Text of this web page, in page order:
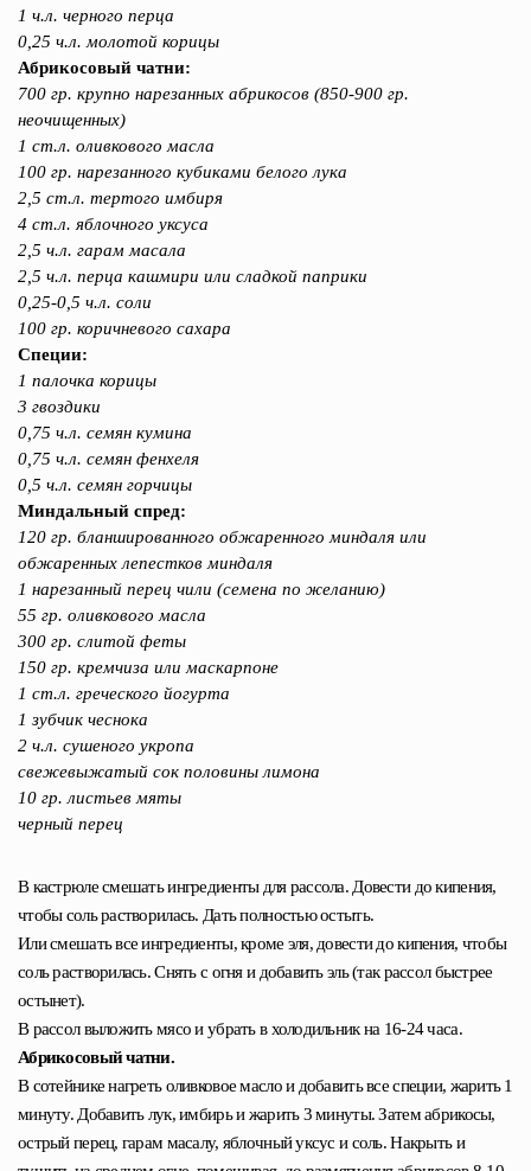
1 ч.л. черного перца
0,25 ч.л. молотой корицы
Абрикосовый чатни:
700 гр. крупно нарезанных абрикосов (850-900 гр.
неочищенных)
1 ст.л. оливкового масла
100 гр. нарезанного кубиками белого лука
2,5 ст.л. тертого имбиря
4 ст.л. яблочного уксуса
2,5 ч.л. гарам масала
2,5 ч.л. перца кашмири или сладкой паприки
0,25-0,5 ч.л. соли
100 гр. коричневого сахара
Специи:
1 палочка корицы
3 гвоздики
0,75 ч.л. семян кумина
0,75 ч.л. семян фенхеля
0,5 ч.л. семян горчицы
Миндальный спред:
120 гр. бланшированного обжаренного миндаля или
обжаренных лепестков миндаля
1 нарезанный перец чили (семена по желанию)
55 гр. оливкового масла
300 гр. слитой феты
150 гр. кремчиза или маскарпоне
1 ст.л. греческого йогурта
1 зубчик чеснока
2 ч.л. сушеного укропа
свежевыжатый сок половины лимона
10 гр. листьев мяты
черный перец
В кастрюле смешать ингредиенты для рассола. Довести до кипения,
чтобы соль растворилась. Дать полностью остыть.
Или смешать все ингредиенты, кроме эля, довести до кипения, чтобы
соль растворилась. Снять с огня и добавить эль (так рассол быстрее
остынет).
В рассол выложить мясо и убрать в холодильник на 16-24 часа.
Абрикосовый чатни.
В сотейнике нагреть оливковое масло и добавить все специи, жарить 1
минуту. Добавить лук, имбирь и жарить 3 минуты. Затем абрикосы,
острый перец, гарам масалу, яблочный уксус и соль. Накрыть и